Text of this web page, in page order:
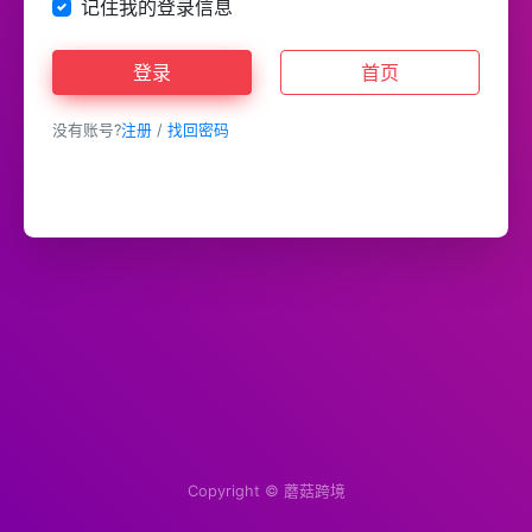
记住我的登录信息
登录 首页
没有账号?注册 / 找回密码
Copyright © 蘑菇跨境